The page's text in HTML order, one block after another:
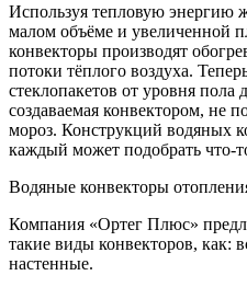
Используя тепловую энергию
малом объёме и увеличенной
конвекторы производят
потоки тёплого воздуха.
стеклопакетов от уровня пола
создаваемая конвектором, не
мороз. Конструкций водяных
каждый может подобрать что-
Водяные конвекторы
Компания «Ортег Плюс»
такие виды конвекторов, как:
настенные.